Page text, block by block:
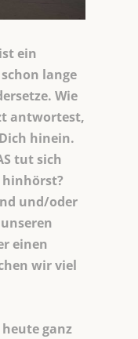
ein
lange
Wie
antwortest,
hinein.
tut sich
hinhörst?
und/oder
einen
wir viel
heute ganz